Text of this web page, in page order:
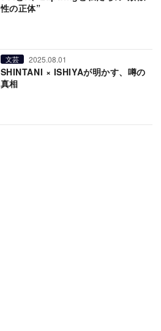
性の正体”
文芸 2025.08.01
SHINTANI × ISHIYAが明かす、噂の
真相